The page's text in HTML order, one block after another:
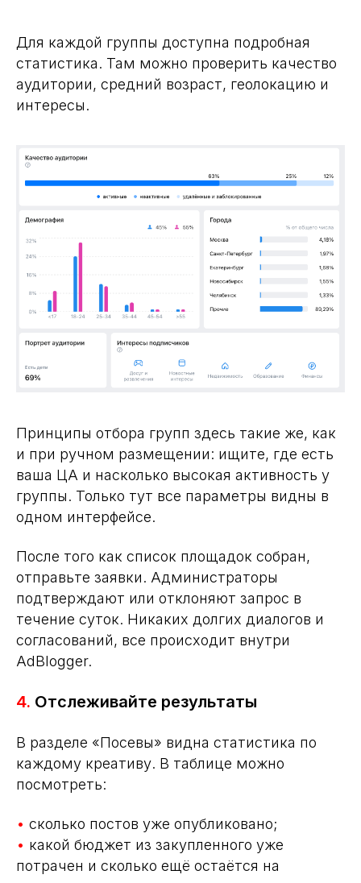
Для каждой группы доступна подробная
статистика. Там можно проверить качество
аудитории, средний возраст, геолокацию и
интересы.
Принципы отбора групп здесь такие же, как
и при ручном размещении: ищите, где есть
ваша ЦА и насколько высокая активность у
группы. Только тут все параметры видны в
одном интерфейсе.
После того как список площадок собран,
отправьте заявки. Администраторы
подтверждают или отклоняют запрос в
течение суток. Никаких долгих диалогов и
согласований, все происходит внутри
AdBlogger.
4. Отслеживайте результаты
В разделе «Посевы» видна статистика по
каждому креативу. В таблице можно
посмотреть:
• сколько постов уже опубликовано;
• какой бюджет из закупленного уже
потрачен и сколько ещё остаётся на